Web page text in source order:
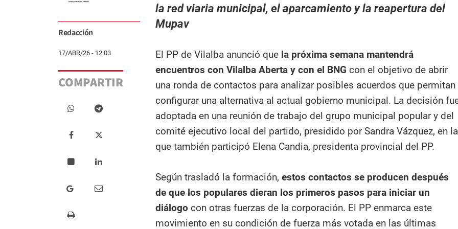
Redacción
17/ABR/26 - 12:03
COMPARTIR
la red viaria municipal, el aparcamiento y la reapertura del
Mupav
El PP de Vilalba anunció que la próxima semana mantendrá
encuentros con Vilalba Aberta y con el BNG con el objetivo de abrir
una ronda de contactos para analizar posibles acuerdos que permitan
configurar una alternativa al actual gobierno municipal. La decisión
adoptada en una reunión de trabajo del grupo municipal popular y del
comité ejecutivo local del partido, presidido por Sandra Vázquez, en la
que también participó Elena Candia, presidenta provincial del PP.
Según trasladó la formación, estos contactos se producen después
de que los populares dieran los primeros pasos para iniciar un
diálogo con otras fuerzas de la corporación. El PP enmarca este
movimiento en su condición de fuerza más votada en las últimas